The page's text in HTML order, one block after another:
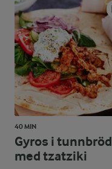
40 MIN
Gyros i tunnbröd
med tzatziki